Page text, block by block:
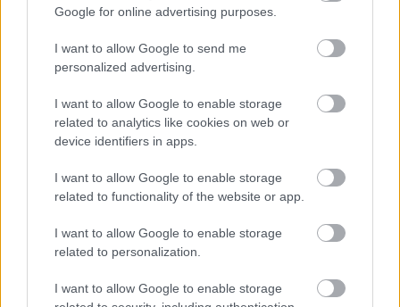
Google for online advertising purposes.
I want to allow Google to send me
personalized advertising.
I want to allow Google to enable storage
related to analytics like cookies on web or
device identifiers in apps.
I want to allow Google to enable storage
related to functionality of the website or app.
I want to allow Google to enable storage
related to personalization.
I want to allow Google to enable storage
rock ’n’ rollcímű előadás ősbemutatóját, a produkció
szegedi MASZK Egyesület és a Bakelit Multi Art
Center koprodukciójában készült, ősztől Aradon és